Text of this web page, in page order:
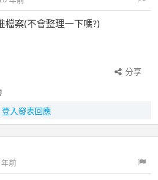
檔案(不會整理一下嗎?)
分享
登入發表回應
前